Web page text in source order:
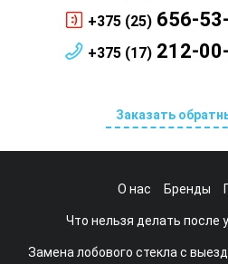
+375 (25) 656-
+375 (17) 212-
Заказать
О нас Бренды
Что нельзя делать после
Замена лобового стекла с